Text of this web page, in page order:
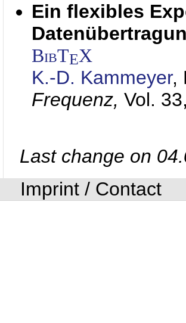
Ein flexibles
BibTEX
K.-D. Kammeyer,
Frequenz, Vol.
Last change on
Imprint / Contact